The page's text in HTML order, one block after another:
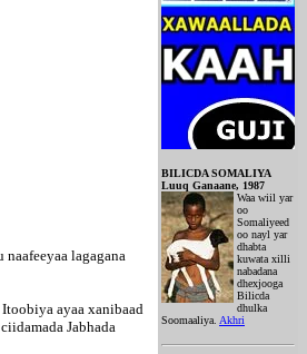
lagagana
ayaa xanibaad
Jabhada
BILICDA SOMALIYA
Luuq Ganaane, 1987
Waa wiil yar
oo
Somaliyeed
oo nayl yar
dhabta
kuwata xilli
nabadana
dhexjooga
Bilicda
dhulka
Soomaaliya. Akhri